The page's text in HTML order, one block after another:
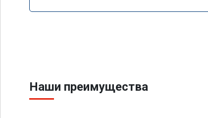
Наши преимущества